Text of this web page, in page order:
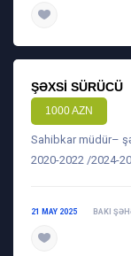
ŞƏXSI SÜRÜCÜ
1000 AZN
Sahibkar müdür–
2020-2022 /2024-
21 MAY 2025 BAKI